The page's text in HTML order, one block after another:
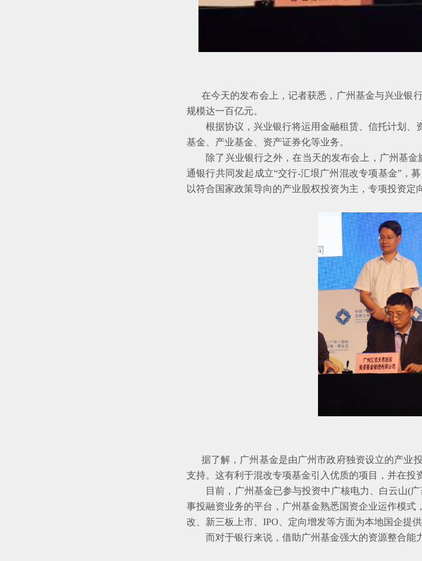
在今天的发布会上，记者获悉，广州基金与兴业银
规模达一百亿元。
根据协议，兴业银行将运用金融租赁、信托计划、
基金、产业基金、资产证券化等业务。
除了兴业银行之外，在当天的发布会上，广州基金
通银行共同发起成立“交行-汇垠广州混改专项基金”，
以符合国家政策导向的产业股权投资为主，专项投资定
据了解，广州基金是由广州市政府独资设立的产业
支持。这有利于混改专项基金引入优质的项目，并在投
目前，广州基金已参与投资中广核电力、白云山(广
事投融资业务的平台，广州基金熟悉国资企业运作模
改、新三板上市、IPO、定向增发等方面为本地国企提供
而对于银行来说，借助广州基金强大的资源整合能